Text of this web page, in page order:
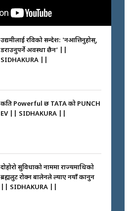
नभाँडिएको सद्भाव : कप्तानगञ्जबाट
सल्किएको आगो निभाउनेहरू ||
SIDHAKURA || THE REPORTER
||
बदलेका ‘निम्स दाई’ || SIDHAKURA
||
आगो निभाउने कि तेल थप्ने ? WHATS
HAPPENING IN MADHESH ? ||
उद्यमीलाई रविको सन्देश: 'नआत्तिनुहोस्,
डराउनुपर्ने अवस्था छैन’ ||
SIDHAKURA ||
कति Powerful छ TATA को PUNCH
EV || SIDHAKURA ||
दोहोरो सुविधाको नाममा राज्यमाथिको
ब्रह्मलुट रोक्न बालेनले ल्याए नयाँ कानुन
|| SIDHAKURA ||